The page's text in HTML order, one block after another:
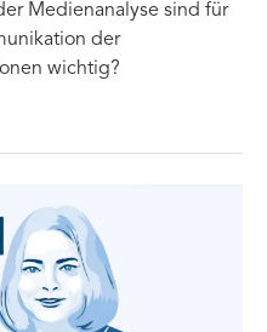
Medienanalyse sind für
der
wichtig?